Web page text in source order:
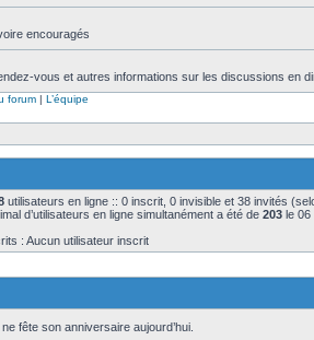
encouragés
vous et autres informations sur les discussions en
forum | L’équipe
utilisateurs en ligne :: 0 inscrit, 0 invisible et 38 invités
d’utilisateurs en ligne simultanément a été de 203 le 06
: Aucun utilisateur inscrit
fête son anniversaire aujourd’hui.